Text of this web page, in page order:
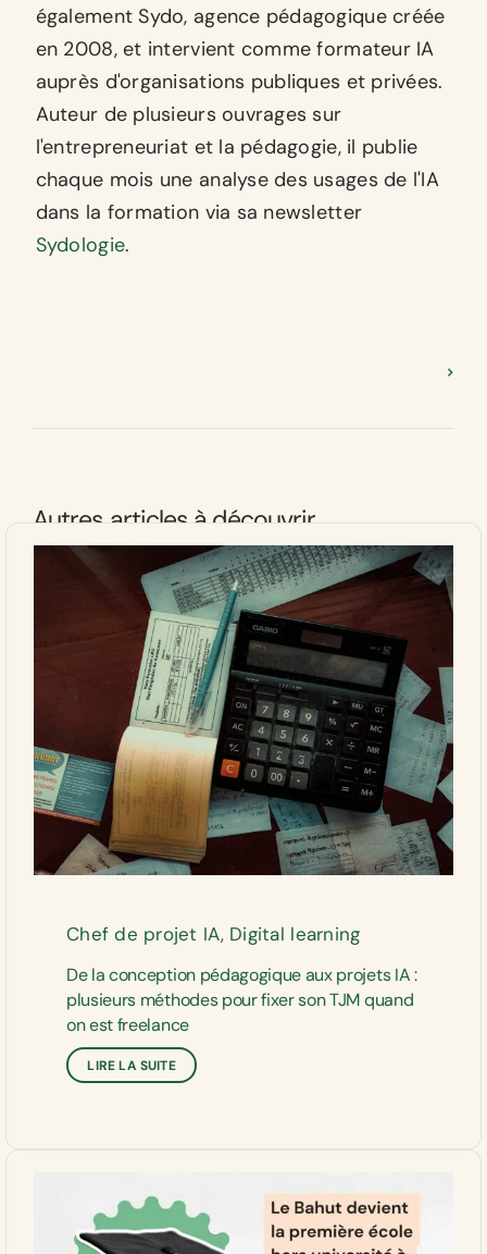
également Sydo, agence pédagogique créée
en 2008, et intervient comme formateur IA
auprès d'organisations publiques et privées.
Auteur de plusieurs ouvrages sur
l'entrepreneuriat et la pédagogie, il publie
chaque mois une analyse des usages de l'IA
dans la formation via sa newsletter
Sydologie.
Autres articles à découvrir
Chef de projet IA, Digital learning
De la conception pédagogique aux projets IA :
plusieurs méthodes pour fixer son TJM quand
on est freelance
LIRE LA SUITE